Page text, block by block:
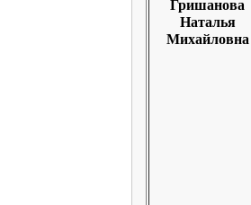
Гришанова
Наталья
Михайловна